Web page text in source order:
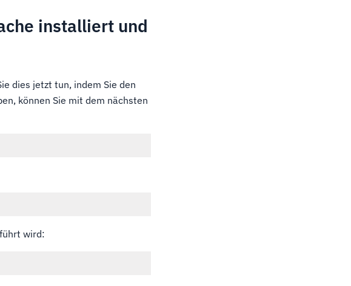
installiert und
dies jetzt tun, indem Sie den
können Sie mit dem nächsten
wird: